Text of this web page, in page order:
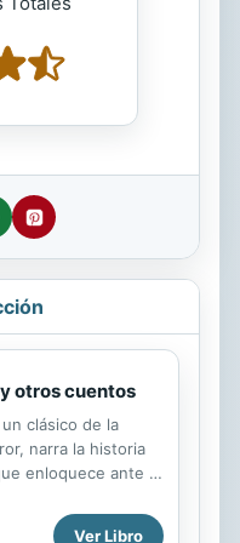
otros cuentos
clásico de la
narra la historia
enloquece ante la
el gato llega a tal
Ver Libro